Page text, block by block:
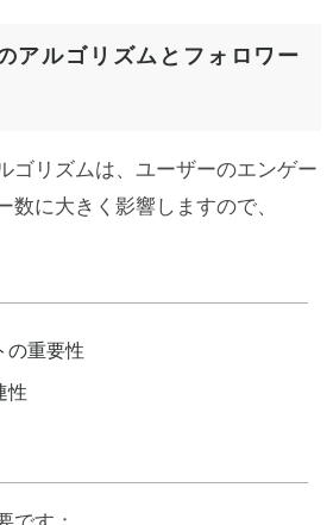
アルゴリズムとフォロワー
ゴリズムは、ユーザーのエンゲー
数に大きく影響しますので、
の重要性
性